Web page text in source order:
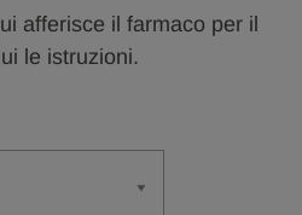
afferisce il farmaco per il
le istruzioni.